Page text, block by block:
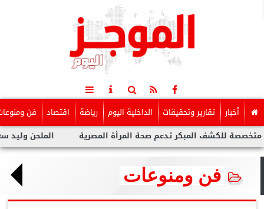
أخبار تقارير وتحقيقات الداخلية اليوم رياضة اقتصاد فن
الملحن وليد سعد : أزمة المبكر تدعم صحة المرأة المصرية
فن ومنوعات